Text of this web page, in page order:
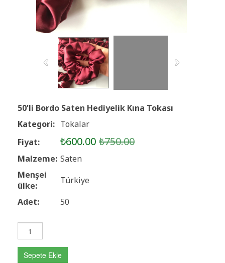
50'li Bordo Saten Hediyelik Kına Tokası
Kategori: Tokalar
Fiyat:
₺600.00 ₺750.00
Malzeme: Saten
Menşei
ülke:
Türkiye
Adet:
50
Sepete Ekle